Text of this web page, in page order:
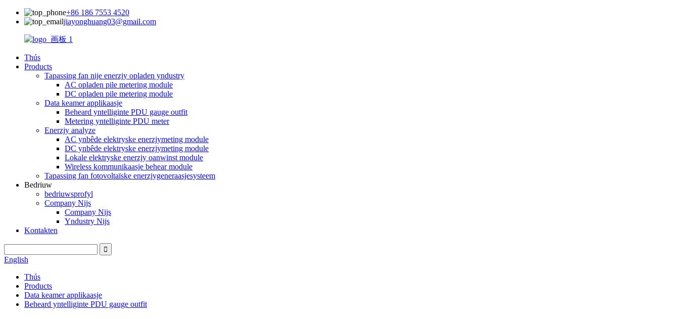
+86 186 7553 4520
jiayonghuang03@gmail.com
Thús
Products
Tapassing fan nije enerzjy opladen yndustry
AC opladen pile metering module
DC opladen pile metering module
Data keamer applikaasje
Beheard yntelliginte PDU gauge outfit
Metering yntelliginte PDU meter
Enerzjy analyze
AC ynbêde elektryske enerzjymeting module
DC ynbêde elektryske enerzjymeting module
Lokale elektryske enerzjy oanwinst module
Wireless kommunikaasje behear module
Tapassing fan fotovoltaïske enerzjygeneraasjesysteem
Bedriuw
bedriuwsprofyl
Company Nijs
Company Nijs
Yndustry Nijs
Kontakten
English
Thús
Products
Data keamer applikaasje
Beheard yntelliginte PDU gauge outfit